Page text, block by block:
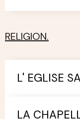
RELIGION.
L' EGLISE
LA